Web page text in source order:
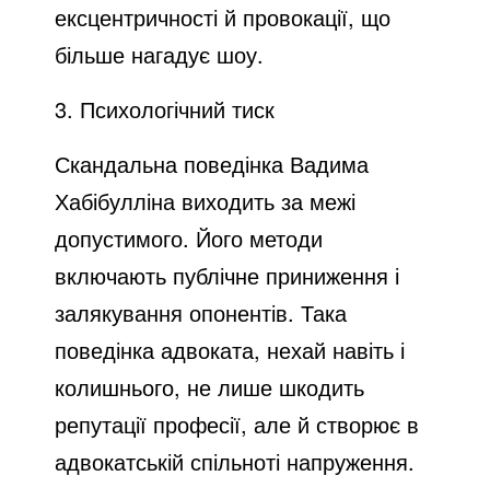
ексцентричності й провокації, що
більше нагадує шоу.
3. Психологічний тиск
Скандальна поведінка Вадима
Хабібулліна виходить за межі
допустимого. Його методи
включають публічне приниження і
залякування опонентів. Така
поведінка адвоката, нехай навіть і
колишнього, не лише шкодить
репутації професії, але й створює в
адвокатській спільноті напруження.